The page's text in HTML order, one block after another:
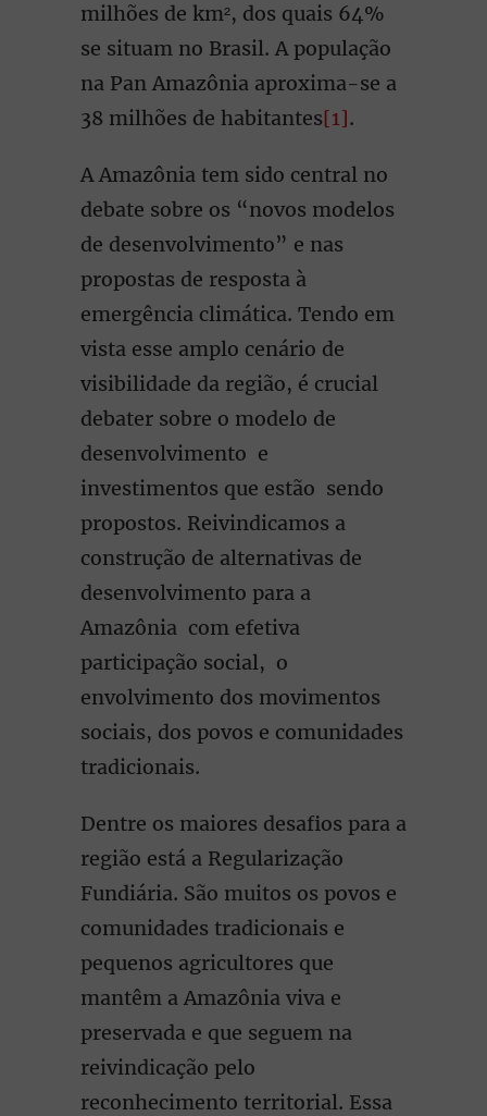
milhões de km², dos quais 64%
se situam no Brasil. A população
na Pan Amazônia aproxima-se a
38 milhões de habitantes[1].
A Amazônia tem sido central no
debate sobre os “novos modelos
de desenvolvimento” e nas
propostas de resposta à
emergência climática. Tendo em
vista esse amplo cenário de
visibilidade da região, é crucial
debater sobre o modelo de
desenvolvimento e
investimentos que estão sendo
propostos. Reivindicamos a
construção de alternativas de
desenvolvimento para a
Amazônia com efetiva
participação social, o
envolvimento dos movimentos
sociais, dos povos e comunidades
tradicionais.
Dentre os maiores desafios para a
região está a Regularização
Fundiária. São muitos os povos e
comunidades tradicionais e
pequenos agricultores que
mantêm a Amazônia viva e
preservada e que seguem na
reivindicação pelo
reconhecimento territorial. Essa